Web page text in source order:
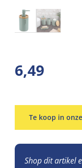
6,49
Te koop in
Shop dit artikel